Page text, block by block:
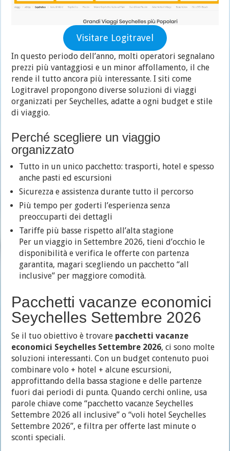
Visitare Logitravel
In questo periodo dell’anno, molti operatori segnalano
prezzi più vantaggiosi e un minor affollamento, il che
rende il tutto ancora più interessante. I siti come
Logitravel propongono diverse soluzioni di viaggi
organizzati per Seychelles, adatte a ogni budget e stile
di viaggio.
Perché scegliere un viaggio
organizzato
Tutto in un unico pacchetto: trasporti, hotel e spesso
anche pasti ed escursioni
Sicurezza e assistenza durante tutto il percorso
Più tempo per goderti l’esperienza senza
preoccuparti dei dettagli
Tariffe più basse rispetto all’alta stagione
Per un viaggio in Settembre 2026, tieni d’occhio le
disponibilità e verifica le offerte con partenza
garantita, magari scegliendo un pacchetto “all
inclusive” per maggiore comodità.
Pacchetti vacanze economici
Seychelles Settembre 2026
Se il tuo obiettivo è trovare pacchetti vacanze
economici Seychelles Settembre 2026, ci sono molte
soluzioni interessanti. Con un budget contenuto puoi
combinare volo + hotel + alcune escursioni,
approfittando della bassa stagione e delle partenze
fuori dai periodi di punta. Quando cerchi online, usa
parole chiave come “pacchetto vacanze Seychelles
Settembre 2026 all inclusive” o “voli hotel Seychelles
Settembre 2026”, e filtra per offerte last minute o
sconti speciali.